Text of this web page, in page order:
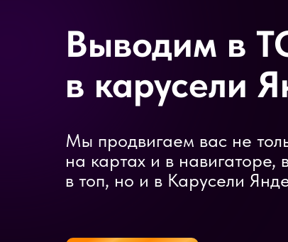
Выводим в
в карусели
Мы продвигаем вас не
на картах и в навигаторе,
в топ, но и в Карусели